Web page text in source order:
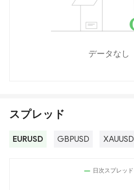
データなし
スプレッド
EURUSD GBPUSD XAUUSD